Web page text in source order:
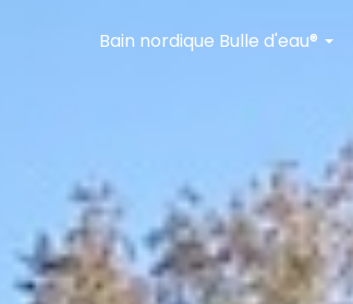
+
Bain nordique Bulle d'eau®